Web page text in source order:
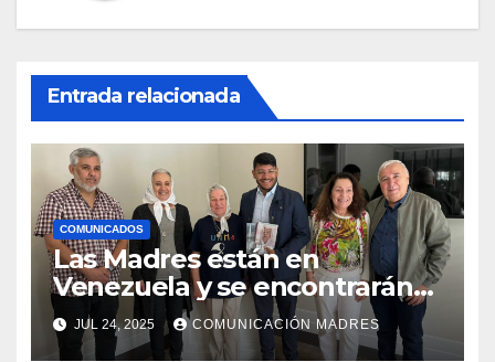
Entrada relacionada
COMUNICADOS
Las Madres están en
Venezuela y se encontrarán
con el presidente Nicolás
Maduro
JUL 24, 2025 COMUNICACIÓN MADRES